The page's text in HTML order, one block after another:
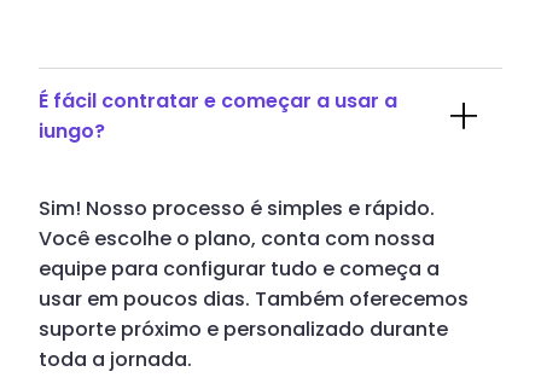
É fácil contratar e começar a usar a
iungo?
Sim! Nosso processo é simples e rápido.
Você escolhe o plano, conta com nossa
equipe para configurar tudo e começa a
usar em poucos dias. Também oferecemos
suporte próximo e personalizado durante
toda a jornada.